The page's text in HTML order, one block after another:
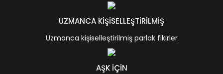
UZMANCA KİŞİSELLEŞTİRİLMİŞ
Uzmanca kişiselleştirilmiş parlak fikirler
AŞK İÇİN